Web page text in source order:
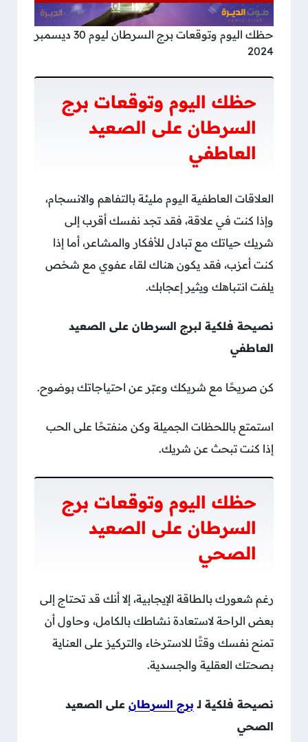
حظك اليوم وتوقعات برج السرطان ليوم 30 ديسمبر
2024
حظك اليوم وتوقعات برج
السرطان على الصعيد
العاطفي
العلاقات العاطفية اليوم مليئة بالتفاهم والانسجام،
وإذا كنت في علاقة، فقد تجد نفسك أقرب إلى
شريك حياتك مع تبادل للأفكار والمشاعر، أما إذا
كنت أعزب، فقد يكون هناك لقاء عفوي مع شخص
يلفت انتباهك ويثير إعجابك.
نصيحة فلكية لبرج السرطان على الصعيد
العاطفي
كن صريحًا مع شريكك وعبّر عن احتياجاتك بوضوح.
استمتع باللحظات الجميلة وكن منفتحًا على الحب
إذا كنت تبحث عن شريك.
حظك اليوم وتوقعات برج
السرطان على الصعيد
الصحي
رغم شعورك بالطاقة الإيجابية، إلا أنك قد تحتاج إلى
بعض الراحة لاستعادة نشاطك بالكامل، وحاول أن
تمنح نفسك وقتًا للاسترخاء والتركيز على العناية
بصحتك العقلية والجسدية.
نصيحة فلكية لـ برج السرطان على الصعيد
الصحي